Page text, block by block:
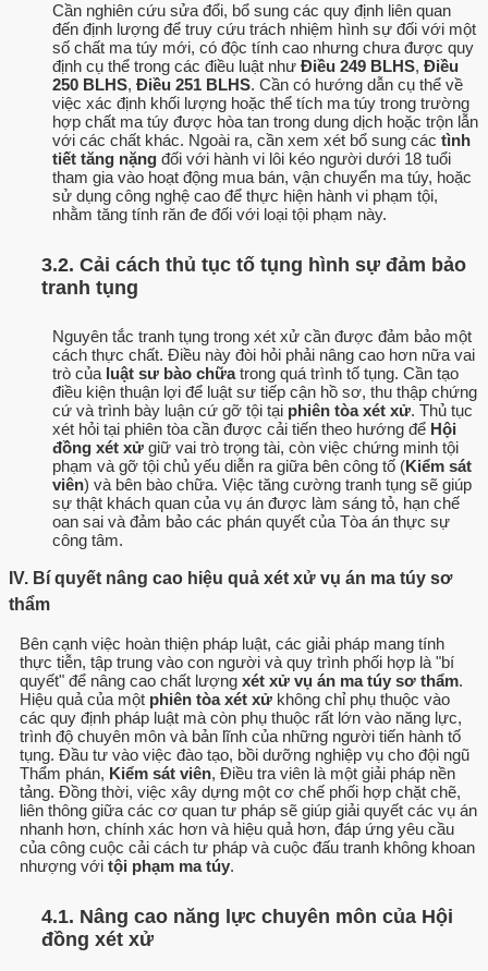
Cần nghiên cứu sửa đổi, bổ sung các quy định liên quan
đến định lượng để truy cứu trách nhiệm hình sự đối với một
số chất ma túy mới, có độc tính cao nhưng chưa được quy
định cụ thể trong các điều luật như Điều 249 BLHS, Điều
250 BLHS, Điều 251 BLHS. Cần có hướng dẫn cụ thể về
việc xác định khối lượng hoặc thể tích ma túy trong trường
hợp chất ma túy được hòa tan trong dung dịch hoặc trộn lẫn
với các chất khác. Ngoài ra, cần xem xét bổ sung các tình
tiết tăng nặng đối với hành vi lôi kéo người dưới 18 tuổi
tham gia vào hoạt động mua bán, vận chuyển ma túy, hoặc
sử dụng công nghệ cao để thực hiện hành vi phạm tội,
nhằm tăng tính răn đe đối với loại tội phạm này.
3.2. Cải cách thủ tục tố tụng hình sự đảm bảo
tranh tụng
Nguyên tắc tranh tụng trong xét xử cần được đảm bảo một
cách thực chất. Điều này đòi hỏi phải nâng cao hơn nữa vai
trò của luật sư bào chữatrong quá trình tố tụng. Cần tạo
điều kiện thuận lợi để luật sư tiếp cận hồ sơ, thu thập chứng
cứ và trình bày luận cứ gỡ tội tại phiên tòa xét xử. Thủ tục
xét hỏi tại phiên tòa cần được cải tiến theo hướng để Hội
đồng xét xử giữ vai trò trọng tài, còn việc chứng minh tội
phạm và gỡ tội chủ yếu diễn ra giữa bên công tố (Kiểm sát
viên) và bên bào chữa. Việc tăng cường tranh tụng sẽ giúp
sự thật khách quan của vụ án được làm sáng tỏ, hạn chế
oan sai và đảm bảo các phán quyết của Tòa án thực sự
công tâm.
IV. Bí quyết nâng cao hiệu quả xét xử vụ án ma túy sơ
thẩm
Bên cạnh việc hoàn thiện pháp luật, các giải pháp mang tính
thực tiễn, tập trung vào con người và quy trình phối hợp là "bí
quyết" để nâng cao chất lượng xét xử vụ án ma túy sơ thẩm.
Hiệu quả của một phiên tòa xét xử không chỉ phụ thuộc vào
các quy định pháp luật mà còn phụ thuộc rất lớn vào năng lực,
trình độ chuyên môn và bản lĩnh của những người tiến hành tố
tụng. Đầu tư vào việc đào tạo, bồi dưỡng nghiệp vụ cho đội ngũ
Thẩm phán, Kiểm sát viên, Điều tra viên là một giải pháp nền
tảng. Đồng thời, việc xây dựng một cơ chế phối hợp chặt chẽ,
liên thông giữa các cơ quan tư pháp sẽ giúp giải quyết các vụ án
nhanh hơn, chính xác hơn và hiệu quả hơn, đáp ứng yêu cầu
của công cuộc cải cách tư pháp và cuộc đấu tranh không khoan
nhượng với tội phạm ma túy.
4.1. Nâng cao năng lực chuyên môn của Hội
đồng xét xử